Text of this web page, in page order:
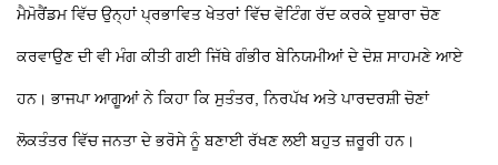
ਮੈਮੋਰੈਂਡਮ ਵਿੱਚ ਉਨ੍ਹਾਂ ਪ੍ਰਭਾਵਿਤ ਖੇਤਰਾਂ ਵਿੱਚ ਵੋਟਿੰਗ ਰੱਦ ਕਰਕੇ ਦੁਬਾਰਾ ਚੋਣ
ਕਰਵਾਉਣ ਦੀ ਵੀ ਮੰਗ ਕੀਤੀ ਗਈ ਜਿੱਥੇ ਗੰਭੀਰ ਬੇਨਿਯਮੀਆਂ ਦੇ ਦੋਸ਼ ਸਾਹਮਣੇ ਆਏ
ਹਨ। ਭਾਜਪਾ ਆਗੂਆਂ ਨੇ ਕਿਹਾ ਕਿ ਸੁਤੰਤਰ, ਨਿਰਪੱਖ ਅਤੇ ਪਾਰਦਰਸ਼ੀ ਚੋਣਾਂ
ਲੋਕਤੰਤਰ ਵਿੱਚ ਜਨਤਾ ਦੇ ਭਰੋਸੇ ਨੂੰ ਬਣਾਈ ਰੱਖਣ ਲਈ ਬਹੁਤ ਜ਼ਰੂਰੀ ਹਨ।